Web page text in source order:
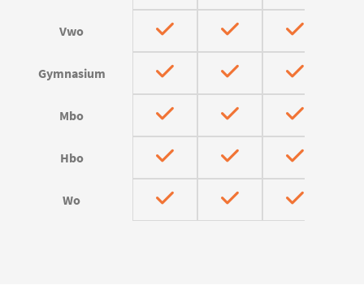
Vwo
Gymnasium
Mbo
Hbo
Wo